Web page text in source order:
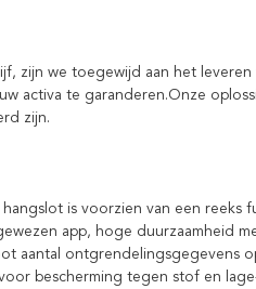
zijn we toegewijd aan het
activa te garanderen.Onze
zijn.
hangslot is voorzien van een
app, hoge duurzaamheid
aantal ontgrendelingsgegevens
bescherming tegen stof en